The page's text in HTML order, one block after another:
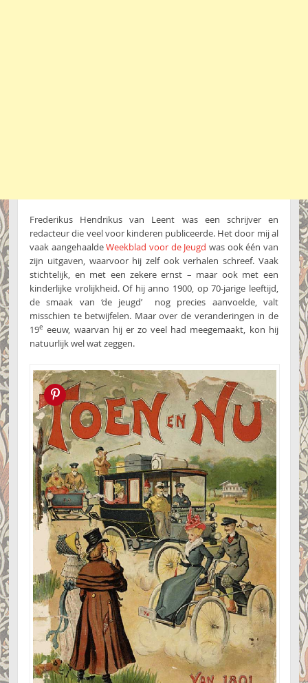
Frederikus Hendrikus van Leent was een schrijver en
redacteur die veel voor kinderen publiceerde. Het door mij al
vaak aangehaaldeWeekblad voor de Jeugd was ook één van
zijn uitgaven, waarvoor hij zelf ook verhalen schreef. Vaak
stichtelijk, en met een zekere ernst – maar ook met een
kinderlijke vrolijkheid. Of hij anno 1900, op 70-jarige leeftijd,
de smaak van ‘de jeugd’ nog precies aanvoelde, valt
misschien te betwijfelen. Maar over de veranderingen in de
19e eeuw, waarvan hij er zo veel had meegemaakt, kon hij
natuurlijk wel wat zeggen.
Pin this!